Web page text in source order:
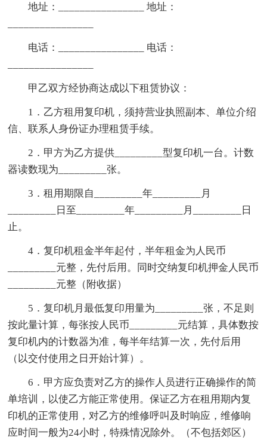
地址：________________ 地址：
电话：________________ 电话：
甲乙双方经协商达成以下租赁协议：
1．乙方租用复印机，须持营业执照副本、单位介绍
信、联系人身份证办理租赁手续。
2．甲方为乙方提供_________型复印机一台。计数
器读数现为_________张。
3．租用期限自_________年_________月
_________日至_________年_________月_________日
止。
4．复印机租金半年起付，半年租金为人民币
_________元整，先付后用。同时交纳复印机押金人民币
_________元整（附收据）
5．复印机月最低复印用量为_________张，不足则
按此量计算，每张按人民币_________元结算，具体数按
复印机内的计数器为准，每半年结算一次，先付后用
（以交付使用之日开始计算）。
6．甲方应负责对乙方的操作人员进行正确操作的简
单培训，以使乙方能正常使用。保证乙方在租用期内复
印机的正常使用，对乙方的维修呼叫及时响应，维修响
应时间一般为24小时，特殊情况除外。（不包括郊区）